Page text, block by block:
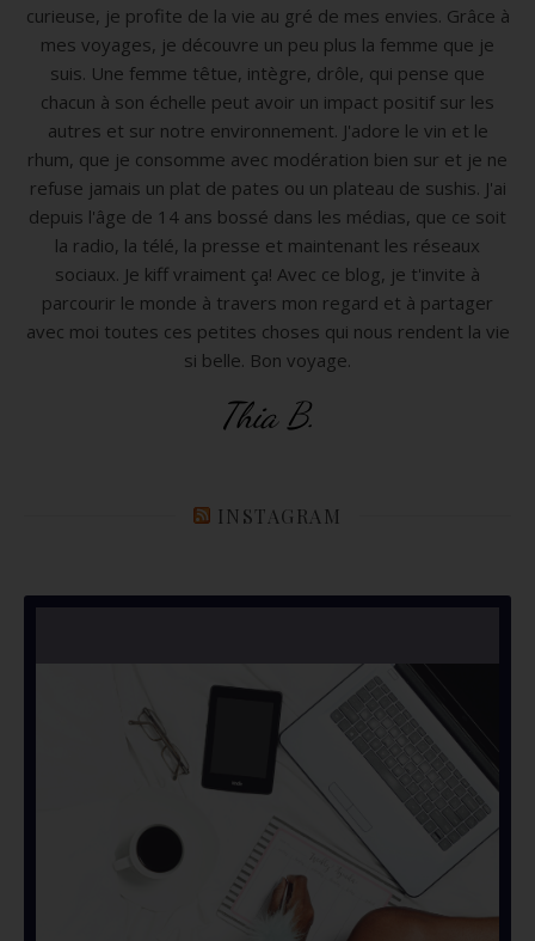
curieuse, je profite de la vie au gré de mes envies. Grâce à
mes voyages, je découvre un peu plus la femme que je
suis. Une femme têtue, intègre, drôle, qui pense que
chacun à son échelle peut avoir un impact positif sur les
autres et sur notre environnement. J'adore le vin et le
rhum, que je consomme avec modération bien sur et je ne
refuse jamais un plat de pates ou un plateau de sushis. J'ai
depuis l'âge de 14 ans bossé dans les médias, que ce soit
la radio, la télé, la presse et maintenant les réseaux
sociaux. Je kiff vraiment ça! Avec ce blog, je t'invite à
parcourir le monde à travers mon regard et à partager
avec moi toutes ces petites choses qui nous rendent la vie
si belle. Bon voyage.
Thia B.
INSTAGRAM